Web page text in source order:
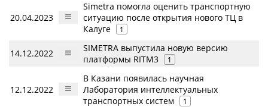
20.04.2023
Simetra помогла оценить транспортную
ситуацию после открытия нового ТЦ в
Калуге
1
14.12.2022
SIMETRA выпустила новую версию
платформы RITM3
1
12.12.2022
В Казани появилась научная
Лаборатория интеллектуальных
транспортных систем
1